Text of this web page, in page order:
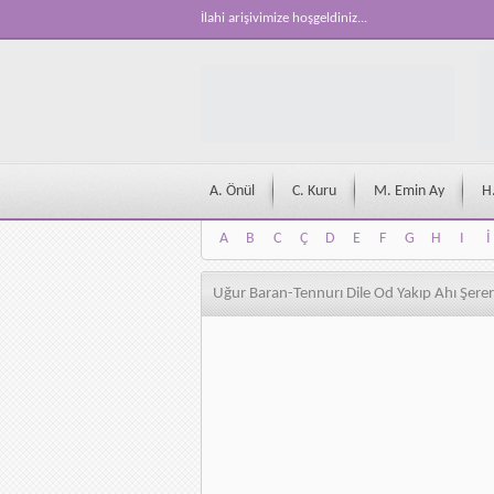
İlahi arişivimize hoşgeldiniz...
A. Önül C. Kuru M. Emin Ay
A B C Ç D E F G H I İ
A
B C Ç D E F G H I İ
Uğur Baran-Tennurı Dile Od Yakıp Ahı